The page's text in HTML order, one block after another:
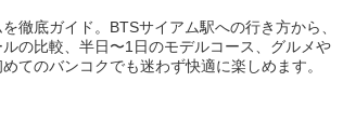
徹底ガイド。BTSサイアム駅への行き方から、
の比較、半日〜1日のモデルコース、グルメや
てのバンコクでも迷わず快適に楽しめます。